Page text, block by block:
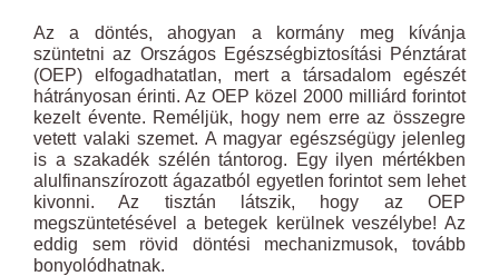
Az a döntés, ahogyan a kormány meg kívánja
szüntetni az Országos Egészségbiztosítási Pénztárat
(OEP) elfogadhatatlan, mert a társadalom egészét
hátrányosan érinti. Az OEP közel 2000 milliárd forintot
kezelt évente. Reméljük, hogy nem erre az összegre
vetett valaki szemet. A magyar egészségügy jelenleg
is a szakadék szélén tántorog. Egy ilyen mértékben
alulfinanszírozott ágazatból egyetlen forintot sem lehet
kivonni. Az tisztán látszik, hogy az OEP
megszüntetésével a betegek kerülnek veszélybe! Az
eddig sem rövid döntési mechanizmusok, tovább
bonyolódhatnak.